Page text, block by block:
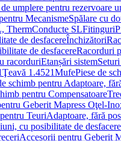
umplere pentru rezervoare
MecanismeSpălare cu
ThermConducte SLFitinguri
de desfacereÎnchizători
de desfacereRacorduri
racorduriEtanșări sistem
Ţeavă 1.4521MufePiese de
schimb pentru Adaptoare,
pentru Compensatoare
Geberit Mapress Oţel-
TeuriAdaptoare, fără
cu posibilitate de desfacere
Accesorii pentru Geberit